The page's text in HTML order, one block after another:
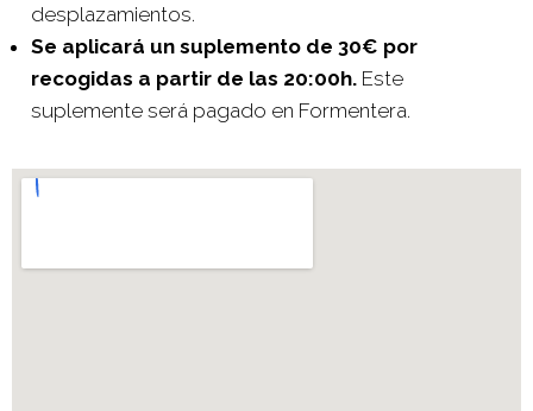
desplazamientos.
Se aplicará un suplemento de 30€ por
recogidas a partir de las 20:00h.Este
suplemente será pagado en Formentera.